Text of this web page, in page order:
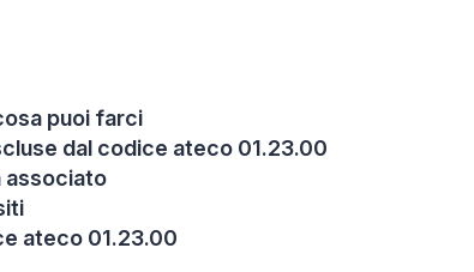
puoi farci
dal codice ateco 01.23.00
associato
ateco 01.23.00